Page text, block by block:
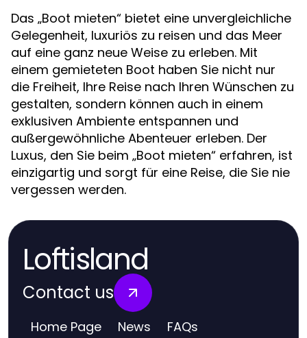
Das „Boot mieten“ bietet eine unvergleichliche
Gelegenheit, luxuriös zu reisen und das Meer
auf eine ganz neue Weise zu erleben. Mit
einem gemieteten Boot haben Sie nicht nur
die Freiheit, Ihre Reise nach Ihren Wünschen zu
gestalten, sondern können auch in einem
exklusiven Ambiente entspannen und
außergewöhnliche Abenteuer erleben. Der
Luxus, den Sie beim „Boot mieten“ erfahren, ist
einzigartig und sorgt für eine Reise, die Sie nie
vergessen werden.
Loftisland
Contact us
Home Page News FAQs